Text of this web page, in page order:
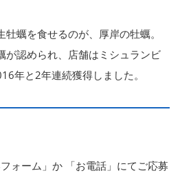
牡蠣を食せるのが、厚岸の牡蠣。
が認められ、店舗はミシュランビ
年と2年連続獲得しました。
ォーム」か 「お電話」にてご応募